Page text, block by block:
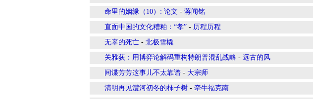
命里的姻缘（10）: 论文 - 蒋闻铭
直面中国的文化糟粕：“孝” - 历程历程
无辜的死亡 - 北极雪橇
关雅荻：用博弈论解码重构特朗普混乱战略 - 远古的风
间谍芳芳这事儿不太靠谱 - 大宗师
清明再见澧河初冬的柿子树 - 牵牛福克南